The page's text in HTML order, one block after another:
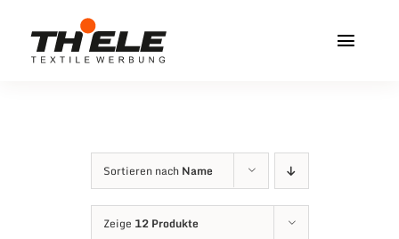
Inhalt
Service & Info
Sortieren nach Name
Zeige 12 Produkte